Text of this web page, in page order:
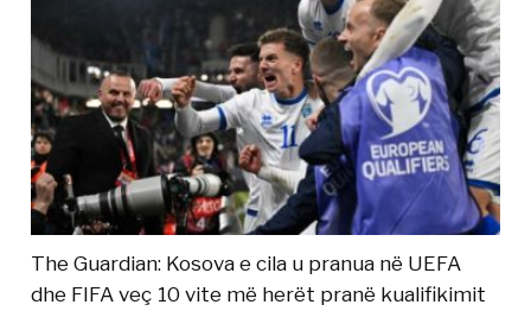
The Guardian: Kosova e cila u pranua në UEFA
dhe FIFA veç 10 vite më herët pranë kualifikimit